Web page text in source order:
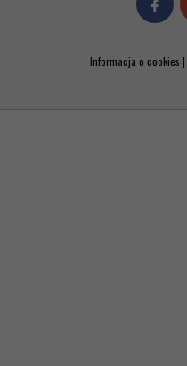
Informacja o cookies |